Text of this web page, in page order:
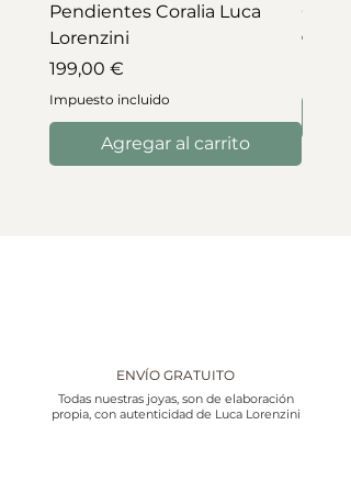
Pendientes Coralia Luca
Lorenzini
Precio
199,00 €
Impuesto incluido
Agregar al carrito
Precio
ENVÍO GRATUITO
Todas nuestras joyas, son de elaboración
propia, con autenticidad de Luca Lorenzini